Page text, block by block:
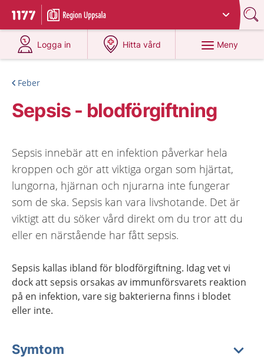
Till startsidan för 1177
Du har valt region
Logga in
på 1177.se
Hitta vård
på 1177.se
Meny
Feber
Sepsis - blodförgiftning
Sepsis innebär att en infektion påverkar hela
kroppen och gör att viktiga organ som hjärtat,
lungorna, hjärnan och njurarna inte fungerar
som de ska. Sepsis kan vara livshotande. Det är
viktigt att du söker vård direkt om du tror att du
eller en närstående har fått sepsis.
Sepsis kallas ibland för blodförgiftning. Idag vet vi
dock att sepsis orsakas av immunförsvarets reaktion
på en infektion, vare sig bakterierna finns i blodet
eller inte.
Symtom